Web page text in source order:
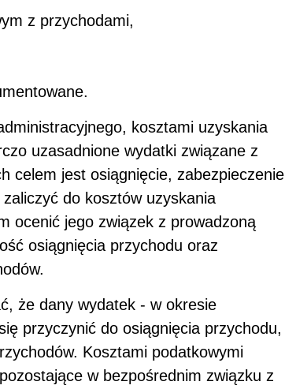
z przychodami,
kosztami uzyskania
uzasadnione wydatki związane z
celem jest osiągnięcie, zabezpieczenie
do kosztów uzyskania
ocenić jego związek z prowadzoną
osiągnięcia przychodu oraz
że dany wydatek - w okresie
przyczynić do osiągnięcia przychodu,
Kosztami podatkowymi
pozostające w bezpośrednim związku z